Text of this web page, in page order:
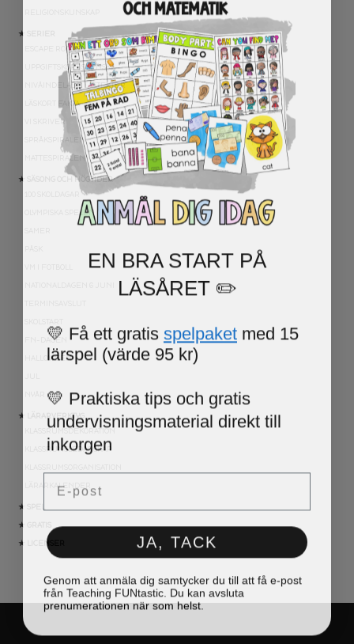
★ SERIER
ESCAPE ROOMS
UPPGIFTSKORT SVENSKA
NIVÅINDELADE LÄSTEXTER
LÄSKORT FAKTA
VI SKRIVER
SPRÅKSPIRALEN
MATTESPIRALEN
★ SÄSONG OCH HÖGTIDER
OLYMPISKA SPELEN
FN-DAGEN
HALLOWEEN
★ LÄRARVERKTYG
KLASSRUMSDEKORATION
KLASSRUMSLEDARSKAP
LÄRARKALENDER
★ SPEL
★ GRATIS
★ LICENSER
EN BRA START PÅ
LÄSÅRET ✏️
💛 Få ett gratis spelpaket med 15
lärspel (värde 95 kr)
💛 Praktiska tips och gratis
undervisningsmaterial direkt till
inkorgen
Email
JA, TACK
Genom att anmäla dig samtycker du till att få e-post
från Teaching FUNtastic. Du kan avsluta
prenumerationen när som helst.